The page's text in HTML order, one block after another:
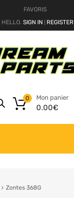
FAVORIS
HELLO. SIGN IN REGISTER
Mon panier
0.00€
0
Zontes 368G